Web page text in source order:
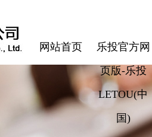
网站首页
乐投官方网
页版-乐投
LETOU(中
国)